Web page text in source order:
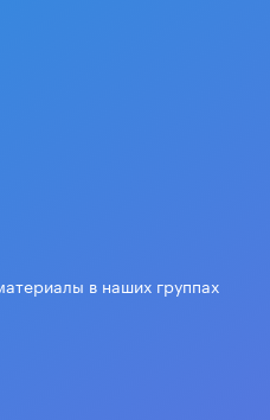
в наших группах